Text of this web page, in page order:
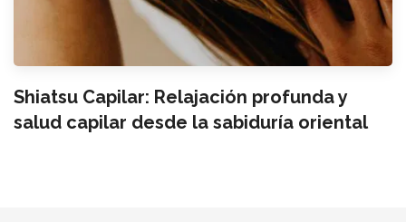
Shiatsu Capilar: Relajación profunda y
salud capilar desde la sabiduría oriental